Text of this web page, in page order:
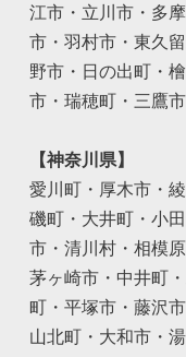
江市・立川市・多
市・羽村市・東久
野市・日の出町・
市・瑞穂町・三鷹
【神奈川県】
愛川町・厚木市・
磯町・大井町・小
市・清川村・相模
茅ヶ崎市・中井町
町・平塚市・藤沢
山北町・大和市・